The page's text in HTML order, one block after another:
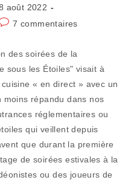
:
août 2022
:
7 commentaires
des soirées de la
sous les Étoiles" visait à
« en direct » avec un
répandu dans nos
réglementaires ou
qui veillent depuis
que durant la première
de soirées estivales à la
ou des joueurs de